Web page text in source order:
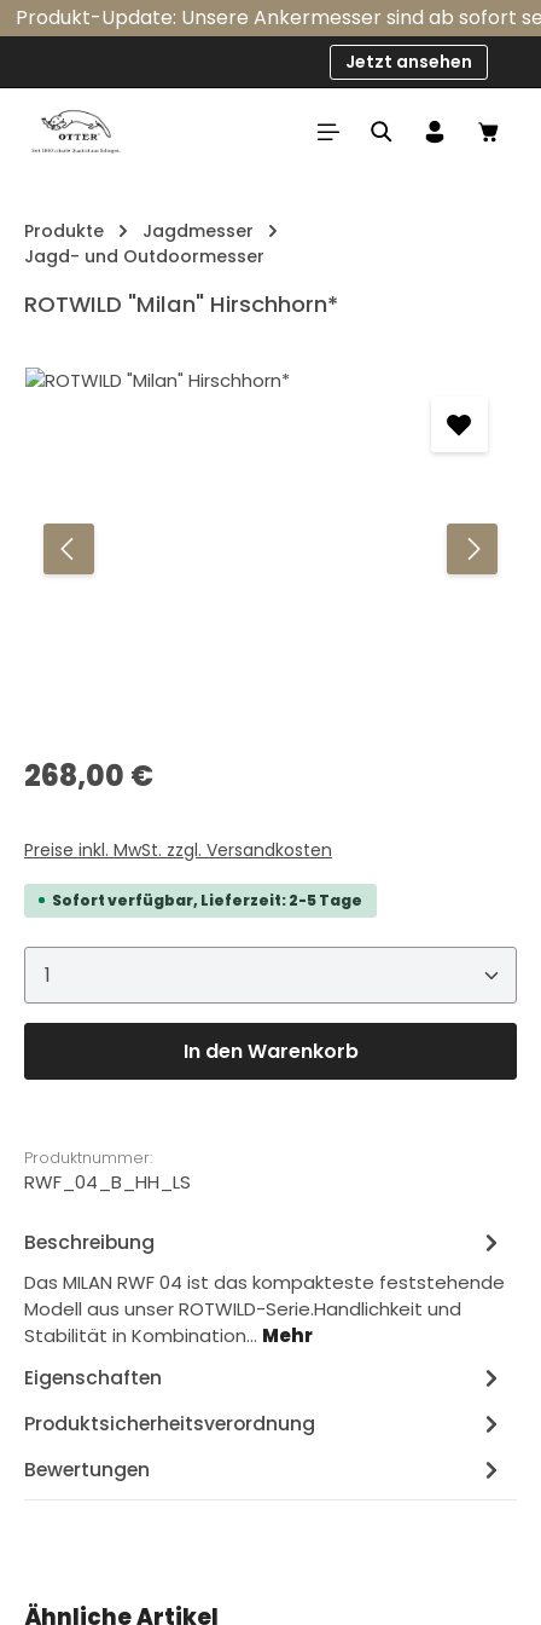
Zum Hauptinhalt springen
Produkt-Update: Unsere Ankermesser sind ab sofort
Jetzt ansehen
Produkte
Jagdmesser
Jagd- und Outdoormesser
ROTWILD "Milan" Hirschhorn*
Bildergalerie überspringen
Regulärer Preis:
268,00 €
Preise inkl. MwSt. zzgl. Versandkosten
Sofort verfügbar, Lieferzeit: 2-5 Tage
Produkt Anzahl: Gib den gewünschten Wert
In den Warenkorb
Produktnummer:
RWF_04_B_HH_LS
Beschreibung
Das MILAN RWF 04 ist das kompakteste feststehende
Modell aus unser ROTWILD-Serie.Handlichkeit und
Stabilität in Kombination… Mehr
Eigenschaften
Produktsicherheitsverordnung
Bewertungen
Produktgalerie überspringen
Ähnliche Artikel